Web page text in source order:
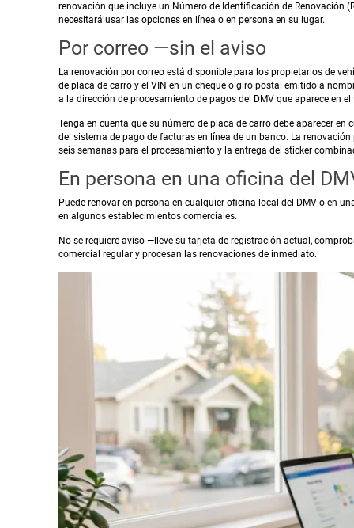
renovación que incluye un Número de Identificación de Renovación
necesitará usar las opciones en línea o en persona en su lugar.
Por correo —sin el aviso
La renovación por correo está disponible para los propietarios de
de placa de carro y el VIN en un cheque o giro postal emitido a
a la dirección de procesamiento de pagos del DMV que aparece en el
Tenga en cuenta que su número de placa de carro debe aparecer
del sistema de pago de facturas en línea de un banco. La
seis semanas para el procesamiento y la entrega del sticker
En persona en una oficina del
Puede renovar en persona en cualquier oficina local del DMV o en
en algunos establecimientos comerciales.
No se requiere aviso —lleve su tarjeta de registración actual,
comercial regular y procesan las renovaciones de inmediato.